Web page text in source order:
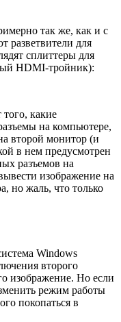
так же, как и с
разветвители для
сплиттеры для
HDMI-тройник):
какие
на компьютере,
второй монитор (и
в нем предусмотрен
разъемов на
изображение на
но жаль, что только
Windows
второго
изображение. Но если
режим работы
покопаться в